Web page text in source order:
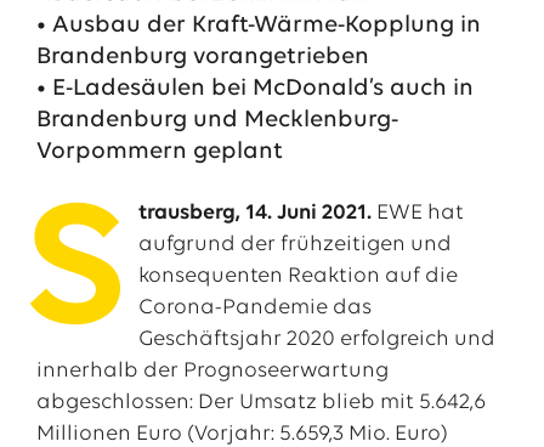
• Ausbau der Kraft-Wärme-Kopplung in
Brandenburg vorangetrieben
• E-Ladesäulen bei McDonald’s auch in
Brandenburg und Mecklenburg-
Vorpommern geplant
S trausberg, 14. Juni 2021. EWE hat
aufgrund der frühzeitigen und
konsequenten Reaktion auf die
Corona-Pandemie das
Geschäftsjahr 2020 erfolgreich und
innerhalb der Prognoseerwartung
abgeschlossen: Der Umsatz blieb mit 5.642,6
Millionen Euro (Vorjahr: 5.659,3 Mio. Euro)
Das EWE-Jobportal
Unsere neuesten Stellenangebote